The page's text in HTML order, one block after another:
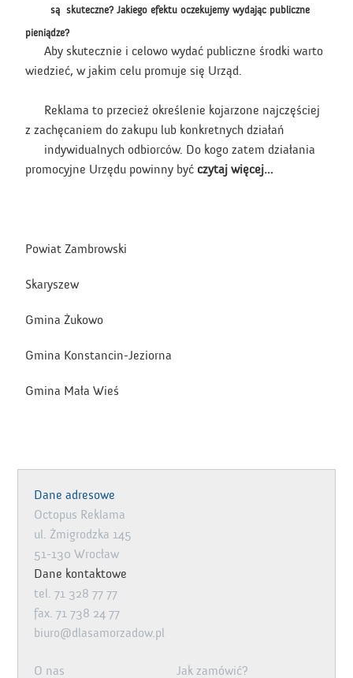
są skuteczne?Jakiego efektu oczekujemy wydając publiczne
pieniądze?
Aby skutecznie i celowo wydać publiczne środki warto
wiedzieć, w jakim celu promuje się Urząd.
Reklama to przecież określenie kojarzone najczęściej
z zachęcaniem do zakupu lub konkretnych działań
indywidualnych odbiorców. Do kogo zatem działania
promocyjne Urzędu powinny być czytaj więcej…
Powiat Zambrowski
Skaryszew
Gmina Żukowo
Gmina Konstancin-Jeziorna
Gmina Mała Wieś
Dane adresowe
Octopus Reklama
ul. Żmigrodzka 145
51-130 Wrocław
Dane kontaktowe
tel. 71 328 77 77
fax. 71 738 24 77
biuro@dlasamorzadow.pl
O nas Jak zamówić?